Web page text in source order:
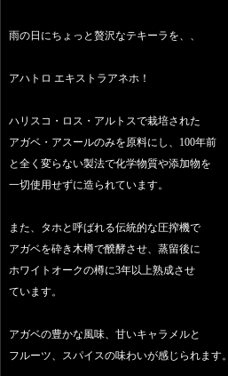
雨の日にちょっと贅沢なテキーラを、、
アハトロ エキストラアネホ！
ハリスコ・ロス・アルトスで栽培された
アガベ・アスールのみを原料にし、100年前
と全く変らない製法で化学物質や添加物を
一切使用せずに造られています。
また、タホと呼ばれる伝統的な圧搾機で
アガベを砕き木樽で醗酵させ、蒸留後に
ホワイトオークの樽に3年以上熟成させ
ています。
アガベの豊かな風味、甘いキャラメルと
フルーツ、スパイスの味わいが感じられます。